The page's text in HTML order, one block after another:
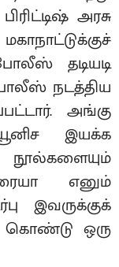
அரசு
தடியடி
நடத்திய
அங்கு
இயக்க
எனும்
இவருக்குக்
கொண்டு ஒரு